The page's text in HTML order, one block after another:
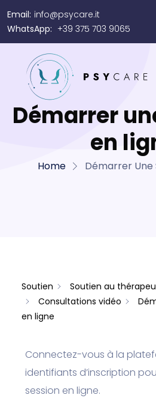
Email: info@psycare.it
WhatsApp: +39 375 703 9065
Démarrer
en
Home Démarrer Une
Soutien Soutien au
Consultations vidéo
en ligne
Connectez-vous à la
identifiants d’inscription
session en ligne.